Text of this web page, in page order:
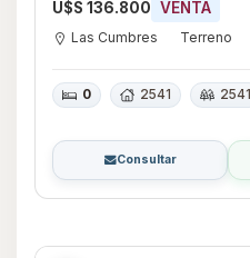
U$S 136.800 VENTA
Las Cumbres Terreno
0 2541 2541
Consultar